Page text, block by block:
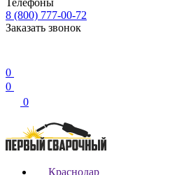
Телефоны
8 (800) 777-00-72
Заказать звонок
0
0
0
Краснодар